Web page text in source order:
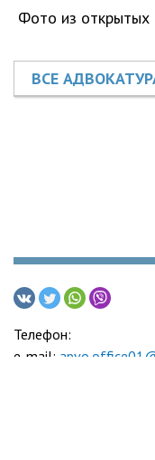
Фото из открытых
ВСЕ
Телефон:
e-mail: